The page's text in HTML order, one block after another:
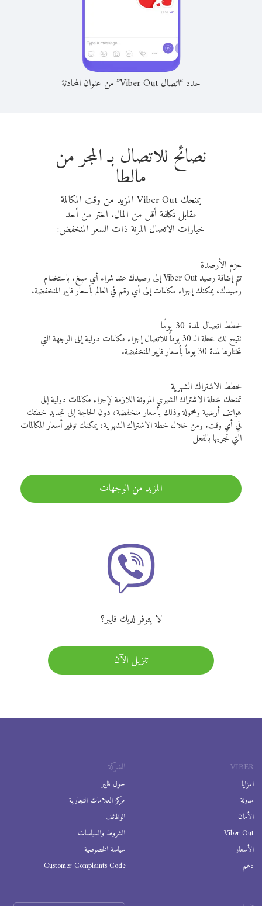
حدد “اتصال Viber Out” من عنوان المحادثة
نصائح للاتصال بـ المجر من
مالطا
يمنحك Viber Out المزيد من وقت المكالمة
مقابل تكلفة أقل من المال. اختر من أحد
خيارات الاتصال المرنة ذات السعر المنخفض:
حزم الأرصدة
تتم إضافة رصيد Viber Out إلى رصيدك عند شراء أي مبلغ. باستخدام
رصيدك، يمكنك إجراء مكالمات إلى أي رقم في العالم بأسعار فايبر المنخفضة.
خطط اتصال لمدة 30 يومًا
تتيح لك خطة الـ 30 يوماً للاتصال إجراء مكالمات دولية إلى الوجهة التي
تختارها لمدة 30 يوماً بأسعار فايبر المنخفضة.
خطط الاشتراك الشهرية
تمنحك خطة الاشتراك الشهري المرونة اللازمة لإجراء مكالمات دولية إلى
هواتف أرضية ومحمولة وذلك بأسعار منخفضة، دون الحاجة إلى تجديد خطتك
في أي وقت. ومن خلال خطة الاشتراك الشهرية، يمكنك توفير أسعار المكالمات
التي تجريها بالفعل
المزيد من الوجهات
لا يتوفر لديك فايبر؟
تنزيل الآن
VIBER
المزايا
مدونة
الأمان
Viber Out
الأسعار
دعم
الشركة
حول فايبر
مركز العلامات التجارية
الوظائف
الشروط والسياسات
سياسة الخصوصية
Customer Complaints Code